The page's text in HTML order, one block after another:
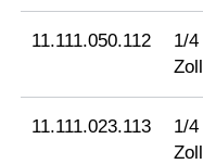
11.111.050.112
1/4
Zoll
11.111.023.113
1/4
Zoll